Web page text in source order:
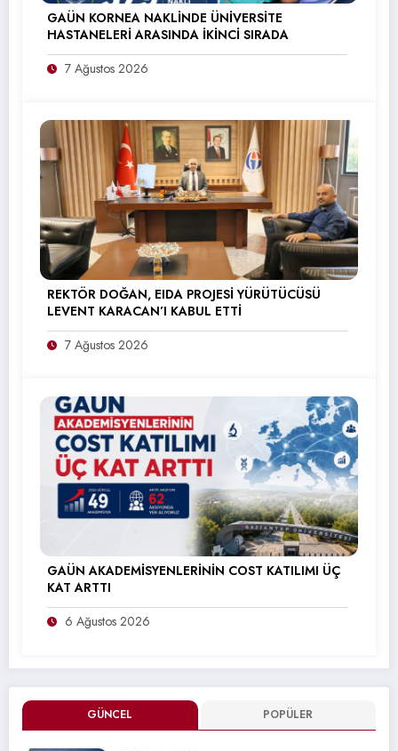
GÜNCEL POPÜLER
GAÜN KORNEA NAKLİNDE ÜNİVERSİTE
HASTANELERİ ARASINDA İKİNCİ SIRADA
7 Ağustos 2026
REKTÖR DOĞAN, EIDA PROJESİ YÜRÜTÜCÜSÜ
LEVENT KARACAN’I KABUL ETTİ
7 Ağustos 2026
GAÜN AKADEMİSYENLERİNİN COST KATILIMI ÜÇ
KAT ARTTI
6 Ağustos 2026